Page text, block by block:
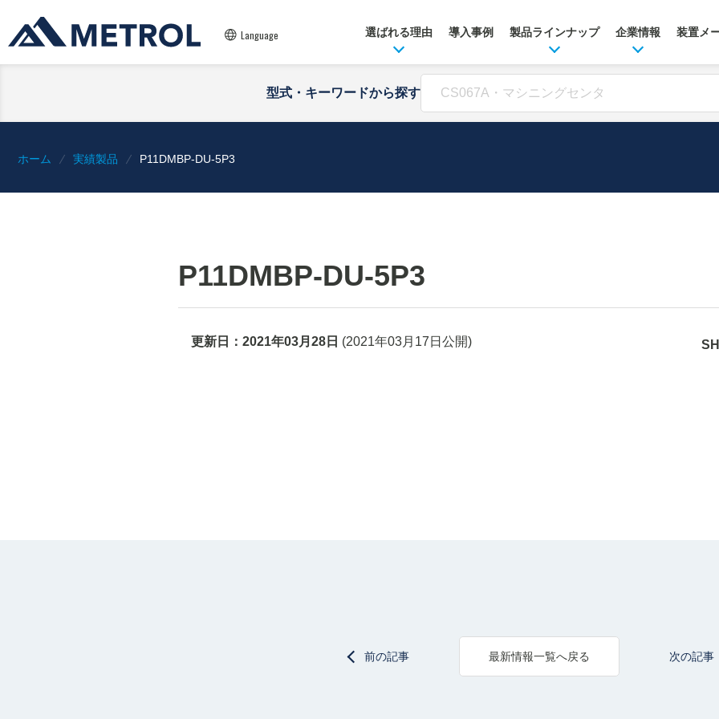
Language 選ばれる理由 導入事例 製品ラインナップ 企業情報 装置メ
型式・キーワードから探す
ホーム 実績製品 P11DMBP-DU-5P3
P11DMBP-DU-5P3
更新日： 2021年03月28日 (2021年03月17日 公開)
前の記事 最新情報一覧へ戻る 次の記事